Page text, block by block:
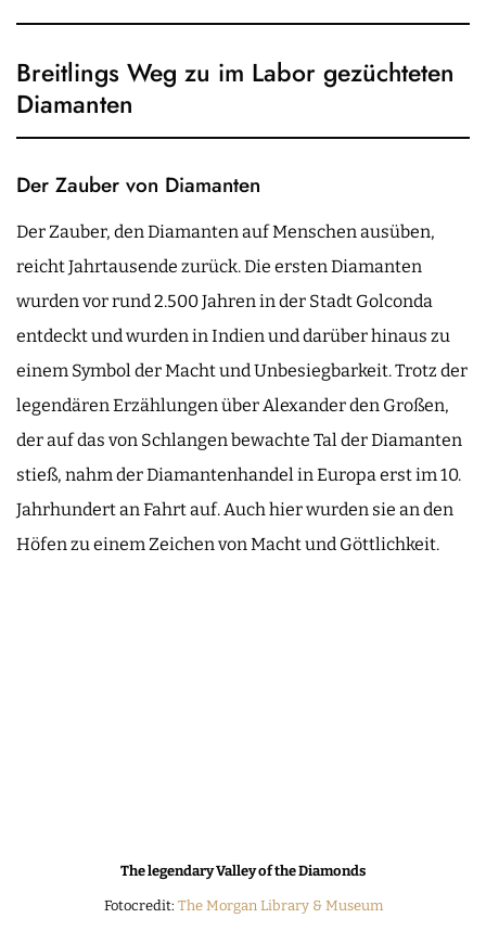
Breitlings Weg zu im Labor gezüchteten
Diamanten
Der Zauber von Diamanten
Der Zauber, den Diamanten auf Menschen ausüben,
reicht Jahrtausende zurück. Die ersten Diamanten
wurden vor rund 2.500 Jahren in der Stadt Golconda
entdeckt und wurden in Indien und darüber hinaus zu
einem Symbol der Macht und Unbesiegbarkeit. Trotz der
legendären Erzählungen über Alexander den Großen,
der auf das von Schlangen bewachte Tal der Diamanten
stieß, nahm der Diamantenhandel in Europa erst im 10.
Jahrhundert an Fahrt auf. Auch hier wurden sie an den
Höfen zu einem Zeichen von Macht und Göttlichkeit.
The legendary Valley of the Diamonds
Fotocredit: The Morgan Library & Museum